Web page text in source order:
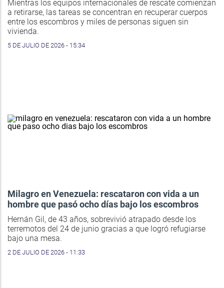
Mientras los equipos internacionales de rescate comienzan
a retirarse, las tareas se concentran en recuperar cuerpos
entre los escombros y miles de personas siguen sin
vivienda.
5 DE JULIO DE 2026 - 15:34
Milagro en Venezuela: rescataron con vida a un
hombre que pasó ocho días bajo los escombros
Hernán Gil, de 43 años, sobrevivió atrapado desde los
terremotos del 24 de junio gracias a que logró refugiarse
bajo una mesa.
2 DE JULIO DE 2026 - 11:33